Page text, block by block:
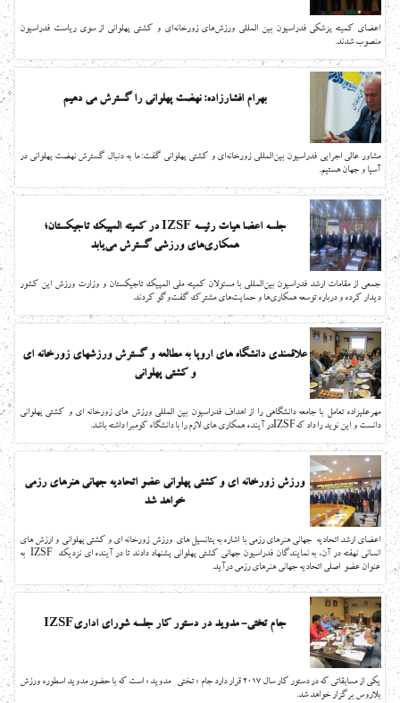
اعضای کمیته پزشکی فدراسیون بین المللی ورزش‌های زورخانه‌ای و کشتی پهلوانی از سوی ریاست فدراسیون
منصوب شدند.
بهرام افشارزاده: نهضت پهلوانی را گسترش می دهیم
مشاور عالی اجرایی فدراسیون بین‌المللی زورخانه‌ای و کشتی پهلوانی گفت: ما به دنبال گسترش نهضت پهلوانی در
آسیا و جهان هستیم.
جلسه اعضا هیات رئیسه IZSF در کمیته المپیک تاجیکستان؛
همکاری‌های ورزشی گسترش می‌یابد
جمعی از مقامات ارشد فدراسیون بین‌المللی با مسئولان کمیته ملی المپیک تاجیکستان و وزارت ورزش این کشور
دیدار کرده و درباره توسعه همکاری‌ها و حمایت‌های مشترک گفت‌وگو کردند.
علاقمندی دانشگاه های اروپا به مطالعه و گسترش ورزشهای زورخانه ای
و کشتی پهلوانی
مهرعلیزاده تعامل با جامعه دانشگاهی را از اهداف فدراسیون بین المللی ورزش های زورخانه ای و کشتی پهلوانی
دانست و این نوید را داد کهIZSFدر آینده همکاری های لازم را با دانشگاه کومبرا داشته باشد.
ورزش زورخانه ای و کشتی پهلوانی عضو اتحادیه جهانی هنرهای رزمی
خواهد شد
اعضای ارشد اتحادیه جهانی هنرهای رزمی با اشاره به پتانسیل های ورزش زورخانه ای و کشتی پهلوانی و ارزش های
انسانی نهفته در آن، به نمایندگان فدراسیون جهانی کشتی پهلوانی پشنهاد دادند تا در آینده ای نزدیک IZSF به
عنوان عضو اصلی اتحادیه جهانی هنرهای رزمی درآید.
جام تختی- مدوید در دستور کار جلسه شورای اداریIZSF
یکی از مسابقاتی که در دستور کار سال 2017 قرار دارد جام « تختی -مدوید » است که با حضور مدوید اسطوره ورزش
بلاروس برگزار خواهد شد.